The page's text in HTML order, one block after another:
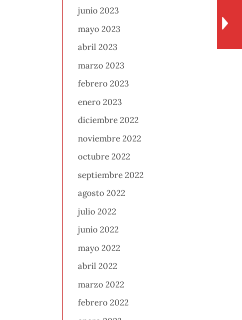
junio 2023
mayo 2023
abril 2023
marzo 2023
febrero 2023
enero 2023
diciembre 2022
noviembre 2022
octubre 2022
septiembre 2022
agosto 2022
julio 2022
junio 2022
mayo 2022
abril 2022
marzo 2022
febrero 2022